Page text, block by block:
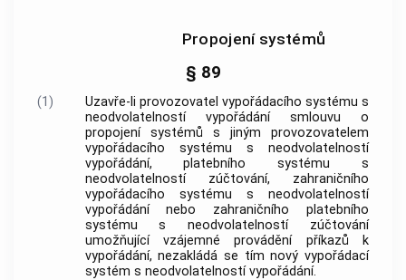
Propojení systémů
§ 89
(1)
Uzavře-li provozovatel vypořádacího systému s
neodvolatelností vypořádání smlouvu o
propojení systémů s jiným provozovatelem
vypořádacího systému s neodvolatelností
vypořádání, platebního systému s
neodvolatelností zúčtování, zahraničního
vypořádacího systému s neodvolatelností
vypořádání nebo zahraničního platebního
systému s neodvolatelností zúčtování
umožňující vzájemné provádění příkazů k
vypořádání, nezakládá se tím nový vypořádací
systém s neodvolatelností vypořádání.